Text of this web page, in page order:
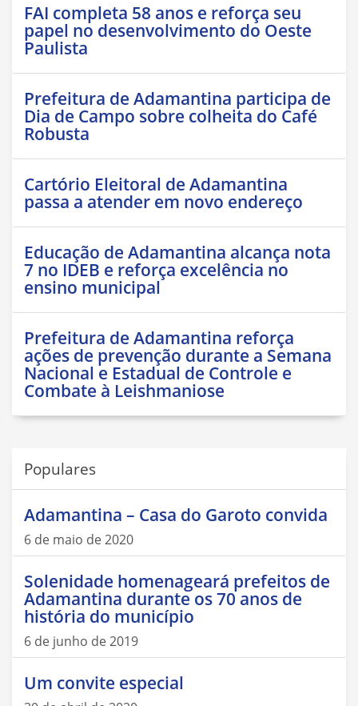
FAI completa 58 anos e reforça seu
papel no desenvolvimento do Oeste
Paulista
Prefeitura de Adamantina participa de
Dia de Campo sobre colheita do Café
Robusta
Cartório Eleitoral de Adamantina
passa a atender em novo endereço
Educação de Adamantina alcança nota
7 no IDEB e reforça excelência no
ensino municipal
Prefeitura de Adamantina reforça
ações de prevenção durante a Semana
Nacional e Estadual de Controle e
Combate à Leishmaniose
Populares
Adamantina – Casa do Garoto convida
6 de maio de 2020
Solenidade homenageará prefeitos de
Adamantina durante os 70 anos de
história do município
6 de junho de 2019
Um convite especial